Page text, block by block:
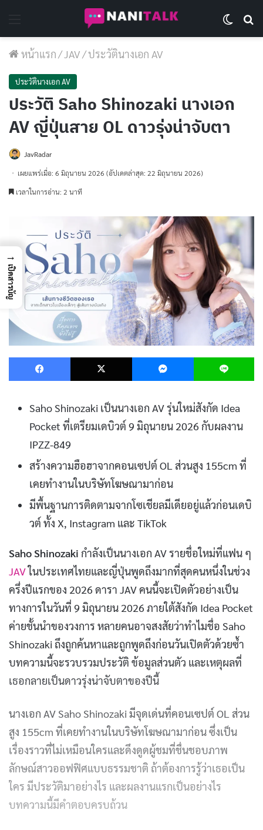
หน้าแรก/JAV/ประวัตินางเอก AV
ประวัตินางเอก AV
ประวัติ Saho Shinozaki นางเอก
AV ญี่ปุ่นสาย OL ดาวรุ่งน่าจับตา
JavRadar
เผยแพร่เมื่อ: 6 มิถุนายน 2026 (อัปเดตล่าสุด: 22 มิถุนายน 2026)
เวลาในการอ่าน: 2 นาที
Facebook X Messenger
Saho Shinozaki เป็นนางเอก AV รุ่นใหม่สังกัด Idea
Pocket ที่เตรียมเดบิวต์ 9 มิถุนายน 2026 กับผลงาน
IPZZ-849
สร้างความฮือฮาจากคอนเซปต์ OL ส่วนสูง 155cm ที่
เคยทำงานในบริษัทโฆษณามาก่อน
มีพื้นฐานการติดตามจากโซเชียลมีเดียอยู่แล้วก่อนเดบิ
วต์ ทั้ง X, Instagram และ TikTok
Saho Shinozaki กำลังเป็นนางเอก AV รายชื่อใหม่ที่แฟน ๆ
JAVในประเทศไทยและญี่ปุ่นพูดถึงมากที่สุดคนหนึ่งในช่วง
ครึ่งปีแรกของ 2026 ดารา JAV คนนี้จะเปิดตัวอย่างเป็น
ทางการในวันที่ 9 มิถุนายน 2026 ภายใต้สังกัด Idea Pocket
ค่ายชั้นนำของวงการ หลายคนอาจสงสัยว่าทำไมชื่อ Saho
Shinozaki ถึงถูกค้นหาและถูกพูดถึงก่อนวันเปิดตัวด้วยซ้ำ
บทความนี้จะรวบรวมประวัติ ข้อมูลส่วนตัว และเหตุผลที่
เธอกลายเป็นดาวรุ่งน่าจับตาของปีนี้
นางเอก AV Saho Shinozaki มีจุดเด่นที่คอนเซปต์ OL ส่วน
สูง 155cm ที่เคยทำงานในบริษัทโฆษณามาก่อน ซึ่งเป็น
เรื่องราวที่ไม่เหมือนใครและดึงดูดผู้ชมที่ชื่นชอบภาพ
ลักษณ์สาวออฟฟิศแบบธรรมชาติ ถ้าต้องการรู้ว่าเธอเป็น
ใคร มีประวัติมาอย่างไร และผลงานแรกเป็นอย่างไร
บทความนี้มีคำตอบครบถ้วน
→
เปิดสารบัญ